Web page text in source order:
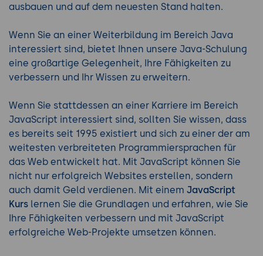
ausbauen und auf dem neuesten Stand halten.
Wenn Sie an einer Weiterbildung im Bereich Java
interessiert sind, bietet Ihnen unsere Java-Schulung
eine großartige Gelegenheit, Ihre Fähigkeiten zu
verbessern und Ihr Wissen zu erweitern.
Wenn Sie stattdessen an einer Karriere im Bereich
JavaScript interessiert sind, sollten Sie wissen, dass
es bereits seit 1995 existiert und sich zu einer der am
weitesten verbreiteten Programmiersprachen für
das Web entwickelt hat. Mit JavaScript können Sie
nicht nur erfolgreich Websites erstellen, sondern
auch damit Geld verdienen. Mit einem JavaScript
Kurs lernen Sie die Grundlagen und erfahren, wie Sie
Ihre Fähigkeiten verbessern und mit JavaScript
erfolgreiche Web-Projekte umsetzen können.